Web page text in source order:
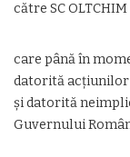
către SC
care până în
datorită acțiunilor
și datorită
Guvernului